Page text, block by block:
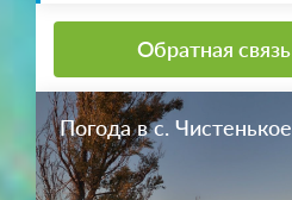
Обратная связь
Погода в с. Чистенькое